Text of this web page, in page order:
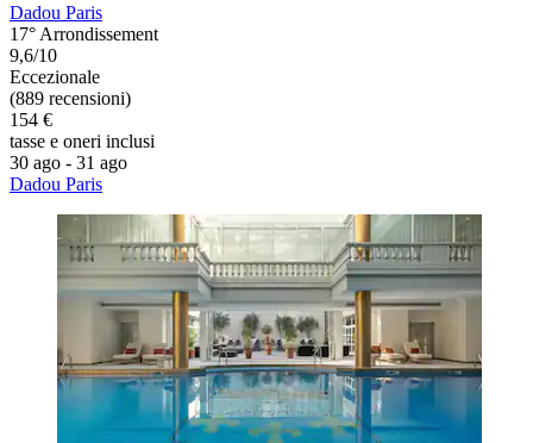
Dadou Paris
17° Arrondissement
9,6/10
Eccezionale
(889 recensioni)
154 €
tasse e oneri inclusi
30 ago - 31 ago
Dadou Paris